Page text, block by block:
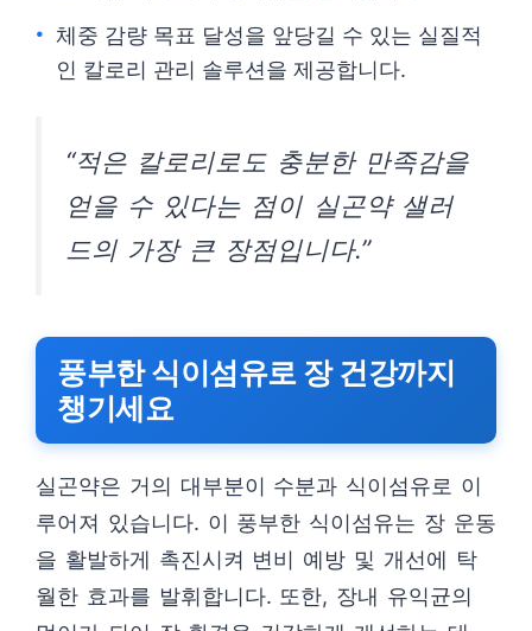
체중 감량 목표 달성을 앞당길 수 있는 실질적
인 칼로리 관리 솔루션을 제공합니다.
“적은 칼로리로도 충분한 만족감을
얻을 수 있다는 점이 실곤약 샐러
드의 가장 큰 장점입니다.”
풍부한 식이섬유로 장 건강까지
챙기세요
실곤약은 거의 대부분이 수분과 식이섬유로 이
루어져 있습니다. 이 풍부한 식이섬유는 장 운동
을 활발하게 촉진시켜 변비 예방 및 개선에 탁
월한 효과를 발휘합니다. 또한, 장내 유익균의